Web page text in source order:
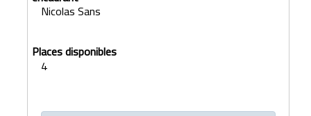
Nicolas Sans
4